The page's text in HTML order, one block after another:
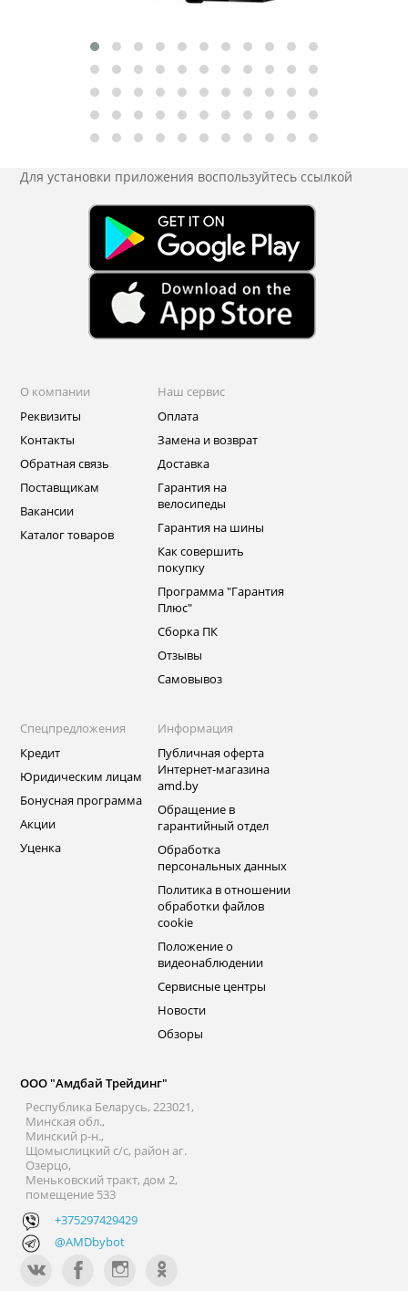
Для установки приложения воспользуйтесь ссылкой
О компании
Реквизиты
Контакты
Обратная связь
Поставщикам
Вакансии
Каталог товаров
Наш сервис
Оплата
Замена и возврат
Доставка
Гарантия на
велосипеды
Гарантия на шины
Как совершить
покупку
Программа "Гарантия
Плюс"
Сборка ПК
Отзывы
Самовывоз
Спецпредложения
Кредит
Юридическим лицам
Бонусная программа
Акции
Уценка
Информация
Публичная оферта
Интернет-магазина
amd.by
Обращение в
гарантийный отдел
Обработка
персональных данных
Политика в отношении
обработки файлов
cookie
Положение о
видеонаблюдении
Сервисные центры
Новости
Обзоры
ООО "Амдбай Трейдинг"
Республика Беларусь, 223021,
Минская обл.,
Минский р-н.,
Щомыслицкий с/с, район аг.
Озерцо,
Меньковский тракт, дом 2,
помещение 533
+375297429429
@AMDbybot